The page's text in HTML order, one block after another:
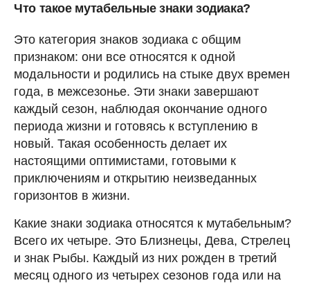
Что такое мутабельные знаки зодиака?
Это категория знаков зодиака с общим
признаком: они все относятся к одной
модальности и родились на стыке двух времен
года, в межсезонье. Эти знаки завершают
каждый сезон, наблюдая окончание одного
периода жизни и готовясь к вступлению в
новый. Такая особенность делает их
настоящими оптимистами, готовыми к
приключениям и открытию неизведанных
горизонтов в жизни.
Какие знаки зодиака относятся к мутабельным?
Всего их четыре. Это Близнецы, Дева, Стрелец
и знак Рыбы. Каждый из них рожден в третий
месяц одного из четырех сезонов года или на